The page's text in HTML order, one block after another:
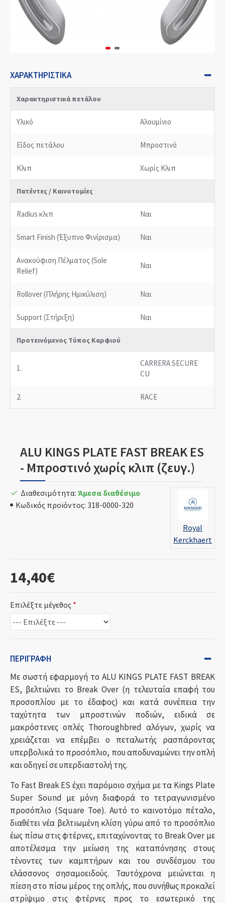
ΧΑΡΑΚΤΗΡΙΣΤΙΚΆ
Χαρακτηριστικά πετάλου
Υλικό Αλουμίνιο
Είδος πετάλου Μπροστινό
Κλιπ Χωρίς Κλιπ
Πατέντες / Καινοτομίες
Radius κλιπ Ναι
Smart Finish (Έξυπνο Φινίρισμα) Ναι
Ανακούφιση Πέλματος (Sole
Relief)
Ναι
Rollover (Πλήρης Ημικύλιση) Ναι
Support (Στήριξη) Ναι
Προτεινόμενος Τύπος Καρφιού
1.
CARRERA SECURE
CU
2. RACE
ALU KINGS PLATE FAST BREAK ES
- Μπροστινό χωρίς κλιπ (ζευγ.)
14,40€
Διαθεσιμότητα: Άμεσα διαθέσιμο
Κωδικός προϊόντος: 318-0000-320
Royal
Kerckhaert
Επιλέξτε μέγεθος
ΠΕΡΙΓΡΑΦΉ
Με σωστή εφαρμογή το ALU KINGS PLATE FAST BREAK
ES, βελτιώνει το Break Over (η τελευταία επαφή του
προσοπλίου με το έδαφος) και κατά συνέπεια την
ταχύτητα των μπροστινών ποδιών, ειδικά σε
μακρόστενες οπλές Thoroughbred αλόγων, χωρίς να
χρειάζεται να επέμβει ο πεταλωτής ρασπάροντας
υπερβολικά το προσόπλιο, που αποδυναμώνει την οπλή
και οδηγεί σε υπερδιαστολή της.
Το Fast Break ES έχει παρόμοιο σχήμα με τα Kings Plate
Super Sound με μόνη διαφορά το τετραγωνισμένο
προσόπλιο (Square Toe). Αυτό το καινοτόμο πέταλο,
διαθέτει νέα βελτιωμένη κλίση γύρω από το προσόπλιο
έως πίσω στις φτέρνες, επιταχύνοντας το Break Over με
αποτέλεσμα την μείωση της καταπόνησης στους
τένοντες των καμπτήρων και του συνδέσμου του
ελάσσονος σησαμοειδούς. Ταυτόχρονα μειώνεται η
πίεση στο πίσω μέρος της οπλής, που συνήθως προκαλεί
στρίψιμο στις φτέρνες προς το εσωτερικό της